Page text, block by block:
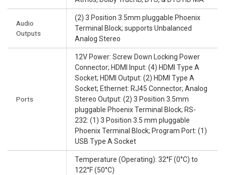
Audio
Outputs
(2) 3 Position 3.5mm pluggable Phoenix
Terminal Block; supports Unbalanced
Analog Stereo
Ports
12V Power: Screw Down Locking Power
Connector; HDMI Input: (4) HDMI Type A
Socket; HDMI Output: (2) HDMI Type A
Socket; Ethernet: RJ45 Connector; Analog
Stereo Output: (2) 3 Position 3.5mm
pluggable Phoenix Terminal Block; RS-
232: (1) 3 Position 3.5 mm pluggable
Phoenix Terminal Block; Program Port: (1)
USB Type A Socket
Temperature (Operating): 32°F (0°C) to
122°F (50°C)